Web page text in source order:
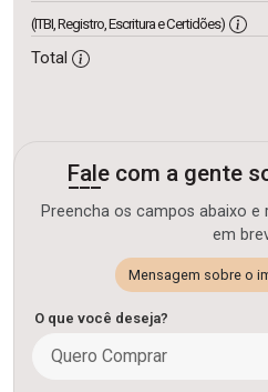
(ITBI, Registro, Escritura e Certidões)
Total
Fale com a gente
Preencha os campos abaixo
em
Mensagem sobre o
O que você deseja?
Quero Comprar